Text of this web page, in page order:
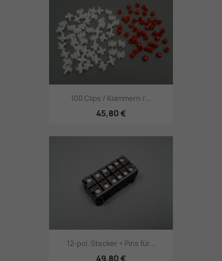
100 Clips / Klammern /...
45,80 €
12-pol. Stecker + Pins für...
49,80 €